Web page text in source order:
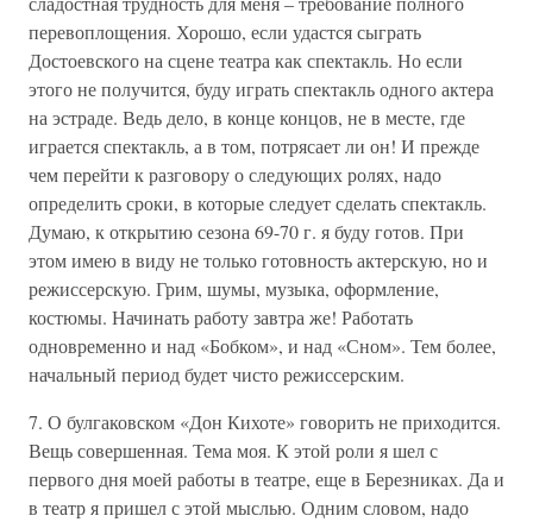
перевоплощения. Хорошо, если удастся сыграть
Достоевского на сцене театра как спектакль. Но если
этого не получится, буду играть спектакль одного актера
на эстраде. Ведь дело, в конце концов, не в месте, где
играется спектакль, а в том, потрясает ли он! И прежде
чем перейти к разговору о следующих ролях, надо
определить сроки, в которые следует сделать спектакль.
Думаю, к открытию сезона 69-70 г. я буду готов. При
этом имею в виду не только готовность актерскую, но и
режиссерскую. Грим, шумы, музыка, оформление,
костюмы. Начинать работу завтра же! Работать
одновременно и над «Бобком», и над «Сном». Тем более,
начальный период будет чисто режиссерским.
7. О булгаковском «Дон Кихоте» говорить не приходится.
Вещь совершенная. Тема моя. К этой роли я шел с
первого дня моей работы в театре, еще в Березниках. Да и
в театр я пришел с этой мыслью. Одним словом, надо